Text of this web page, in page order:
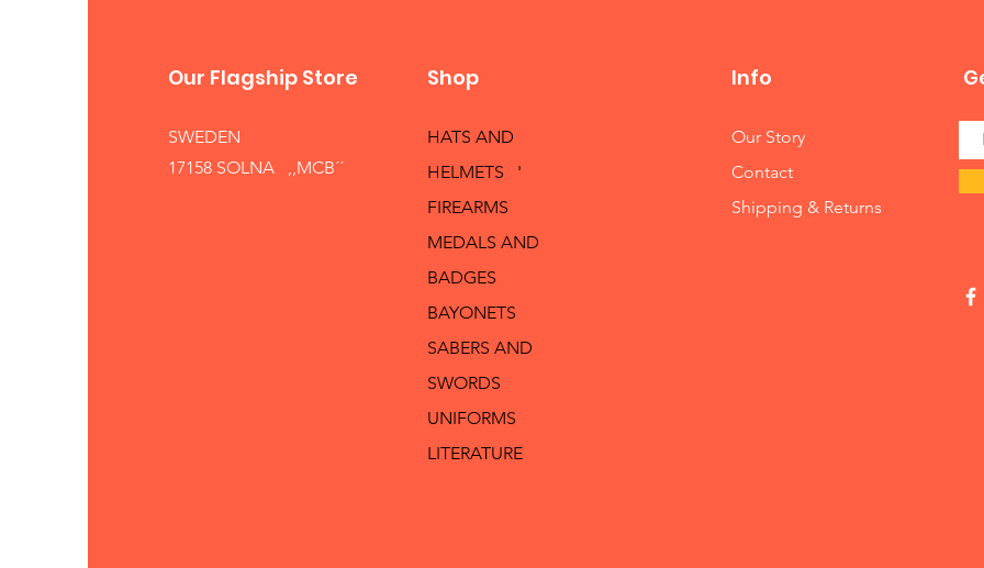
Our Flagship Store
SWEDEN
17158 SOLNA ,,MCB´´
Shop
HATS AND
HELMETS '
FIREARMS
MEDALS AND
BADGES
BAYONETS
SABERS AND
SWORDS
UNIFORMS
LITERATURE
Info
Our Story
Contact
Shipping & Returns